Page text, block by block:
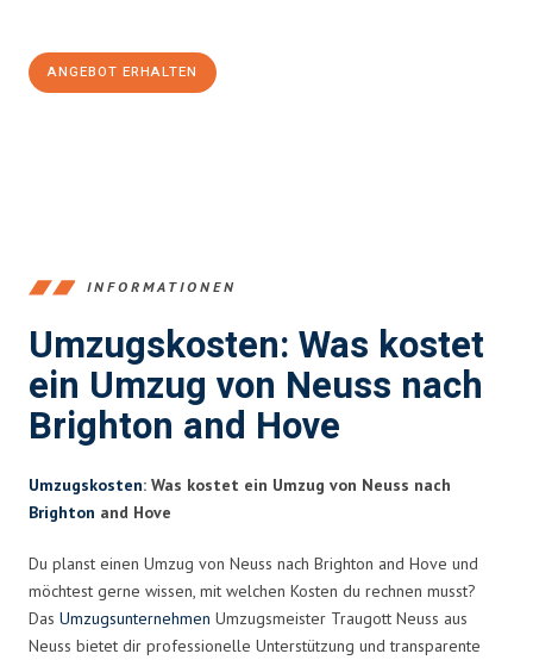
ANGEBOT ERHALTEN
INFORMATIONEN
Umzugskosten: Was kostet
ein Umzug von Neuss nach
Brighton and Hove
Umzugskosten: Was kostet ein Umzug von Neuss nach
Brighton and Hove
Du planst einen Umzug von Neuss nach Brighton and Hove und
möchtest gerne wissen, mit welchen Kosten du rechnen musst?
Das Umzugsunternehmen Umzugsmeister Traugott Neuss aus
Neuss bietet dir professionelle Unterstützung und transparente